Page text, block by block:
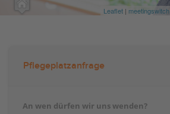
Leaflet | meetingswitch
Pflegeplatzanfrage
An wen dürfen wir uns wenden?